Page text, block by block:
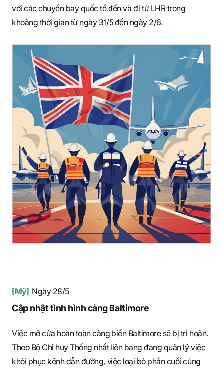
với các chuyến bay quốc tế đến và đi từ LHR trong
khoảng thời gian từ ngày 31/5 đến ngày 2/6.
[Mỹ] Ngày 28/5
Cập nhật tình hình cảng Baltimore
Việc mở cửa hoàn toàn cảng biển Baltimore sẽ bị trì hoãn.
Theo Bộ Chỉ huy Thống nhất liên bang đang quản lý việc
khôi phục kênh dẫn đường, việc loại bỏ phần cuối cùng